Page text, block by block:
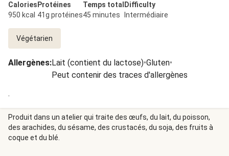
Calories
950 kcal
Protéines
41g protéines
Temps total
45 minutes
Difficulty
Intermédiaire
Végétarien
Allergènes:Lait (contient du lactose)•Gluten•
Peut contenir des traces d'allergènes
.
Produit dans un atelier qui traite des œufs, du lait, du poisson,
des arachides, du sésame, des crustacés, du soja, des fruits à
coque et du blé.